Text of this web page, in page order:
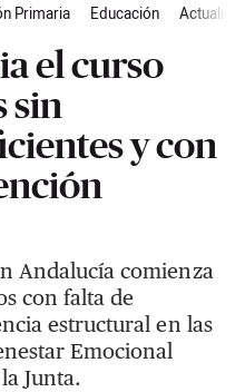
Primaria Educación
el curso
sin
y con
Andalucía comienza
con falta de
estructural en las
Emocional
Junta.